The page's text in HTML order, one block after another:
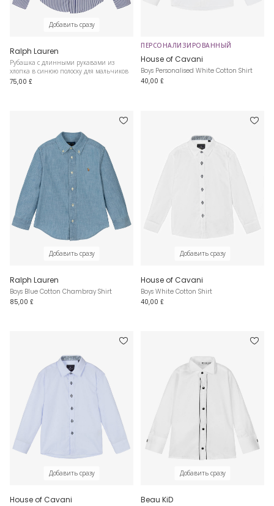
Добавить сразу
Ralph Lauren
Рубашка с длинными рукавами из
хлопка в синюю полоску для мальчиков
75,00 £
ПЕРСОНАЛИЗИРОВАННЫЙ
House of Cavani
Boys Personalised White Cotton Shirt
40,00 £
Добавить сразу
Ralph Lauren
Boys Blue Cotton Chambray Shirt
85,00 £
Добавить сразу
House of Cavani
Boys White Cotton Shirt
40,00 £
Добавить сразу
House of Cavani
Добавить сразу
Beau KiD